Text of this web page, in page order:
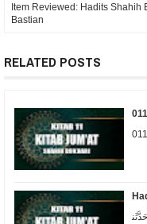
Item Reviewed: Hadits Shahih
Bastian
RELATED POSTS